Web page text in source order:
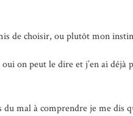
de choisir, ou plutôt mon
on peut le dire et j’en ai déjà
mal à comprendre je me dis